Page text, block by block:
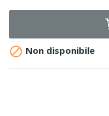
 Non disponibile